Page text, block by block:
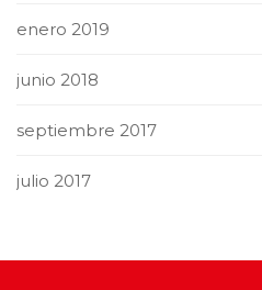
enero 2019
junio 2018
septiembre 2017
julio 2017